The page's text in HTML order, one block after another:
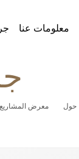
معلومات عنا
حول معرض المشاريع